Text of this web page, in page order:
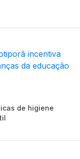
de higiene